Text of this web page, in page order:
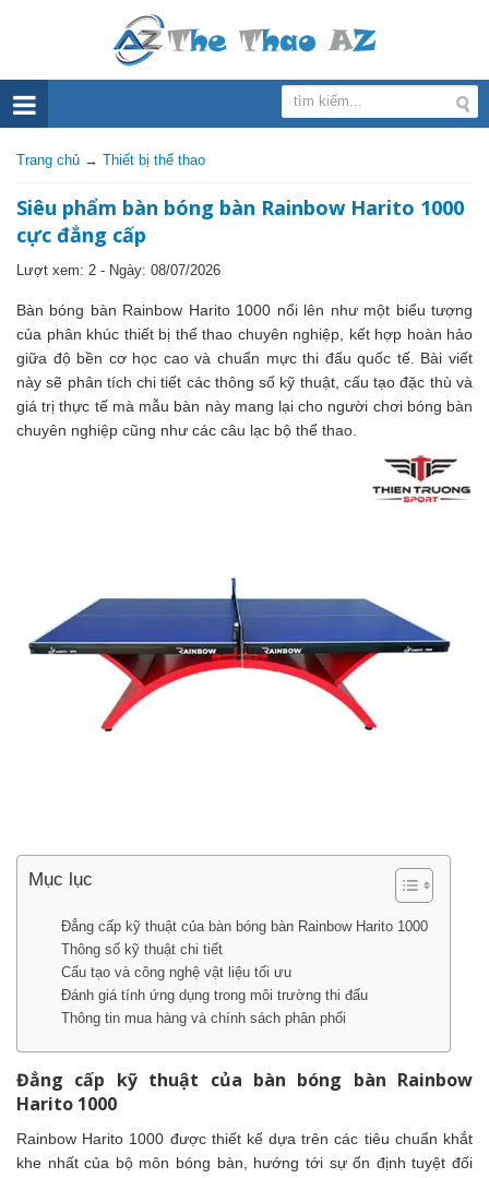
Trang chủ → Thiết bị thể thao
Siêu phẩm bàn bóng bàn Rainbow Harito 1000
cực đẳng cấp
Lượt xem: 2 - Ngày: 08/07/2026
Bàn bóng bàn Rainbow Harito 1000 nổi lên như một biểu tượng
của phân khúc thiết bị thể thao chuyên nghiệp, kết hợp hoàn hảo
giữa độ bền cơ học cao và chuẩn mực thi đấu quốc tế. Bài viết
này sẽ phân tích chi tiết các thông số kỹ thuật, cấu tạo đặc thù và
giá trị thực tế mà mẫu bàn này mang lại cho người chơi bóng bàn
chuyên nghiệp cũng như các câu lạc bộ thể thao.
Mục lục
Đẳng cấp kỹ thuật của bàn bóng bàn Rainbow Harito 1000
Thông số kỹ thuật chi tiết
Cấu tạo và công nghệ vật liệu tối ưu
Đánh giá tính ứng dụng trong môi trường thi đấu
Thông tin mua hàng và chính sách phân phối
Đẳng cấp kỹ thuật của bàn bóng bàn Rainbow
Harito 1000
Rainbow Harito 1000 được thiết kế dựa trên các tiêu chuẩn khắt
khe nhất của bộ môn bóng bàn, hướng tới sự ổn định tuyệt đối